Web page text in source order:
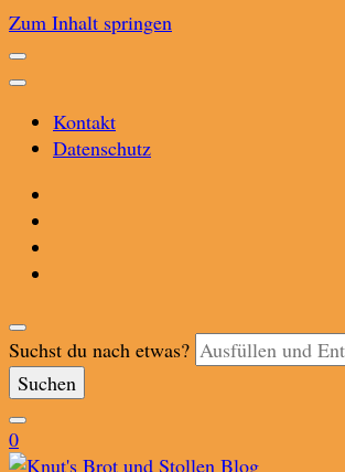
Zum Inhalt springen
Kontakt
Datenschutz
Suchst du nach etwas?
0